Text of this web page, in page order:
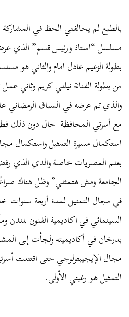
بالطبع لم يحالفني الحظ في
بطولة الزعيم عادل امام والثاني هو
من بطولة الفنانة نيللي كريم وثاني
مع أسرتي المحافظة حال دون ذلك
استكمال مسيرة التمثيل واستكمال
بعلم المصريات خاصة والدي الذي
الجامعة ومش هتمثلي” وظل هناك
في مجال التمثيل لمدة أربعة سنوات
السينمائي في اكاديمية الفنون بلندن
بدرخان في أكاديميته ولجأت إلى
مجال الإيجيبتولوجي حتى اقتنعت
التمثيل هو رغبتي الأولى.